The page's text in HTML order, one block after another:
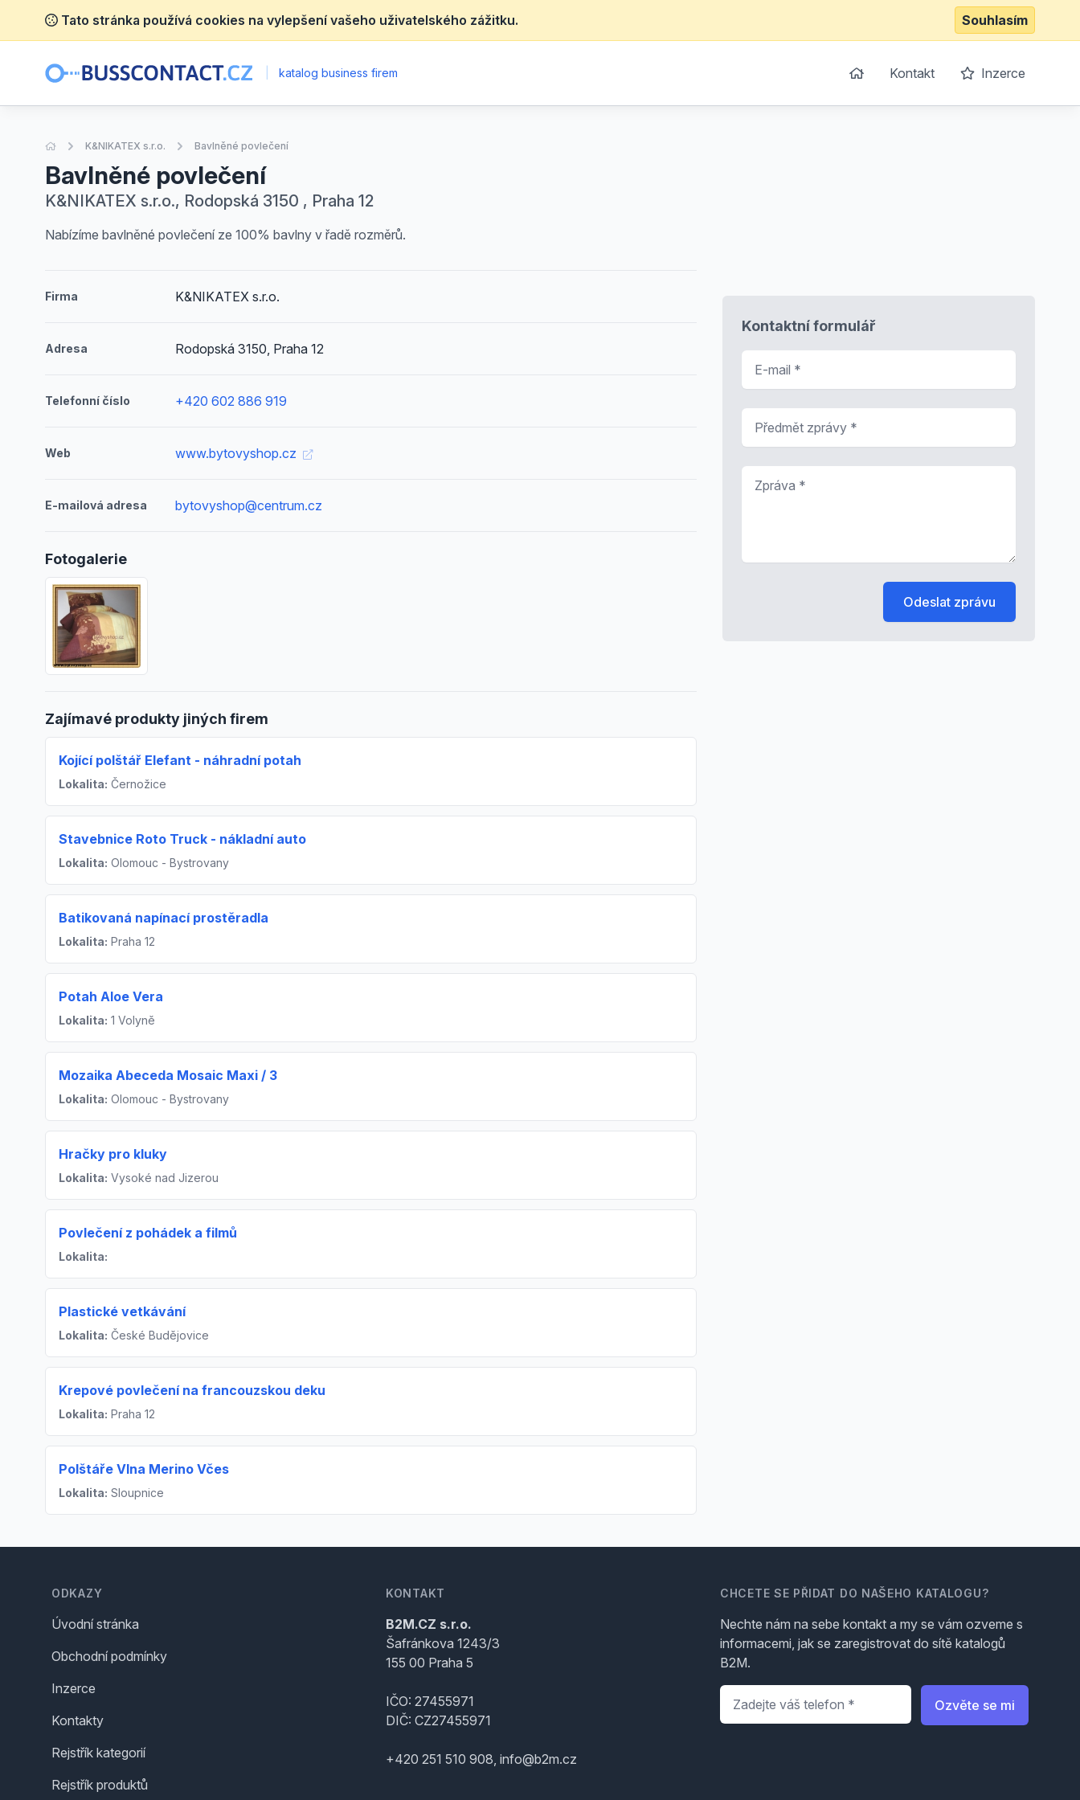
Tato stránka používá cookies na vylepšení vašeho uživatelského zážitku. Souhlasím
katalog business firem Kontakt Inzerce
Úvodní stránka
K&NIKATEX s.r.o. Bavlněné povlečení
Bavlněné povlečení
K&NIKATEX s.r.o., Rodopská 3150 , Praha 12
Nabízíme bavlněné povlečení ze 100% bavlny v řadě rozměrů.
Firma K&NIKATEX s.r.o.
Adresa Rodopská 3150, Praha 12
Telefonní číslo +420 602 886 919
Web www.bytovyshop.cz
E-mailová adresa bytovyshop@centrum.cz
Fotogalerie
Zajímavé produkty jiných firem
Kojící polštář Elefant - náhradní potah
Lokalita: Černožice
Stavebnice Roto Truck - nákladní auto
Lokalita: Olomouc - Bystrovany
Batikovaná napínací prostěradla
Lokalita: Praha 12
Potah Aloe Vera
Lokalita: 1 Volyně
Mozaika Abeceda Mosaic Maxi / 3
Lokalita: Olomouc - Bystrovany
Hračky pro kluky
Lokalita: Vysoké nad Jizerou
Povlečení z pohádek a filmů
Lokalita:
Plastické vetkávání
Lokalita: České Budějovice
Krepové povlečení na francouzskou deku
Lokalita: Praha 12
Polštáře Vlna Merino Včes
Lokalita: Sloupnice
Kontaktní formulář
Odeslat zprávu
ODKAZY
Úvodní stránka
Obchodní podmínky
Inzerce
Kontakty
Rejstřík kategorií
Rejstřík produktů
KONTAKT
B2M.CZ s.r.o.
Šafránkova 1243/3
155 00 Praha 5
IČO: 27455971
DIČ: CZ27455971
+420 251 510 908, info@b2m.cz
CHCETE SE PŘIDAT DO NAŠEHO KATALOGU?
Nechte nám na sebe kontakt a my se vám ozveme s
informacemi, jak se zaregistrovat do sítě katalogů
B2M.
Telefon
Ozvěte se mi